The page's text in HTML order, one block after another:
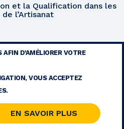
et la Qualification dans les
l’Artisanat
RSS
MOHAMMED V POUR LA SOLIDARITÉ
AFIN D'AMÉLIORER VOTRE
VOUS ACCEPTEZ
EN SAVOIR PLUS